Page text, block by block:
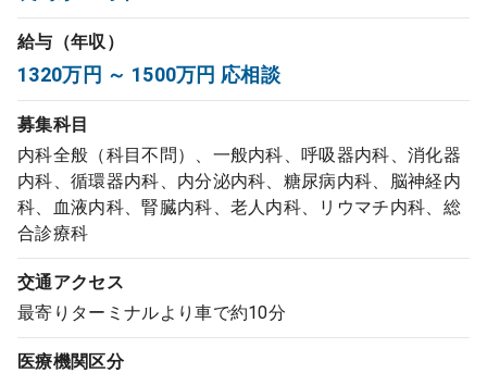
コンサルタント
成功事例
転職ノウハウ
0120-337-613
クリニック開業
給与（年収）
1320万円 ～ 1500万円 応相談
募集科目
内科全般（科目不問）、一般内科、呼吸器内科、消化器
内科、循環器内科、内分泌内科、糖尿病内科、脳神経内
科、血液内科、腎臓内科、老人内科、リウマチ内科、総
合診療科
交通アクセス
最寄りターミナルより車で約10分
医療機関区分